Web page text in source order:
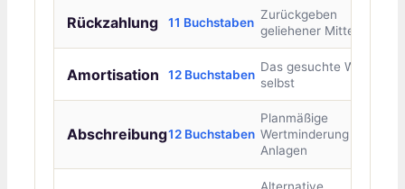
Rückzahlung 11 Buchstaben
Zurückgeben
geliehener Mittel
Amortisation 12 Buchstaben
Das gesuchte Wort
selbst
Abschreibung12 Buchstaben
Planmäßige
Wertminderung von
Anlagen